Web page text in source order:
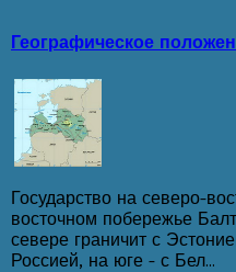
Географическое
Государство на северо-
восточном побережье
севере граничит с
Россией, на юге - с Бел...